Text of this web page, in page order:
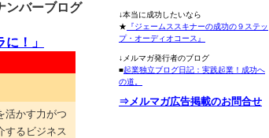
ンバーブログ
に！」
活かす力がつ
するビジネス
↓本当に成功したいなら
★ 『ジェームススキナーの成功の９ステッ
プ・オーディオコース』
↓メルマガ発行者のブログ
■起業独立ブログ日記：実践起業！成功へ
の道。
⇒メルマガ広告掲載のお問合せ